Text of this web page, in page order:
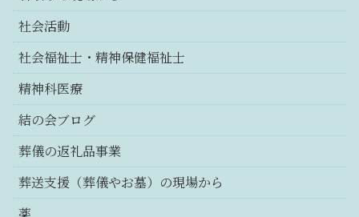
社会活動
社会福祉士・精神保健福祉士
精神科医療
結の会ブログ
葬儀の返礼品事業
葬送支援（葬儀やお墓）の現場から